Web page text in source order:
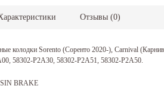
Отзывы (0)
колодки Sorento (Соренто 2020-), Carnival
58302-P2A30, 58302-P2A51, 58302-P2A50.
BRAKE